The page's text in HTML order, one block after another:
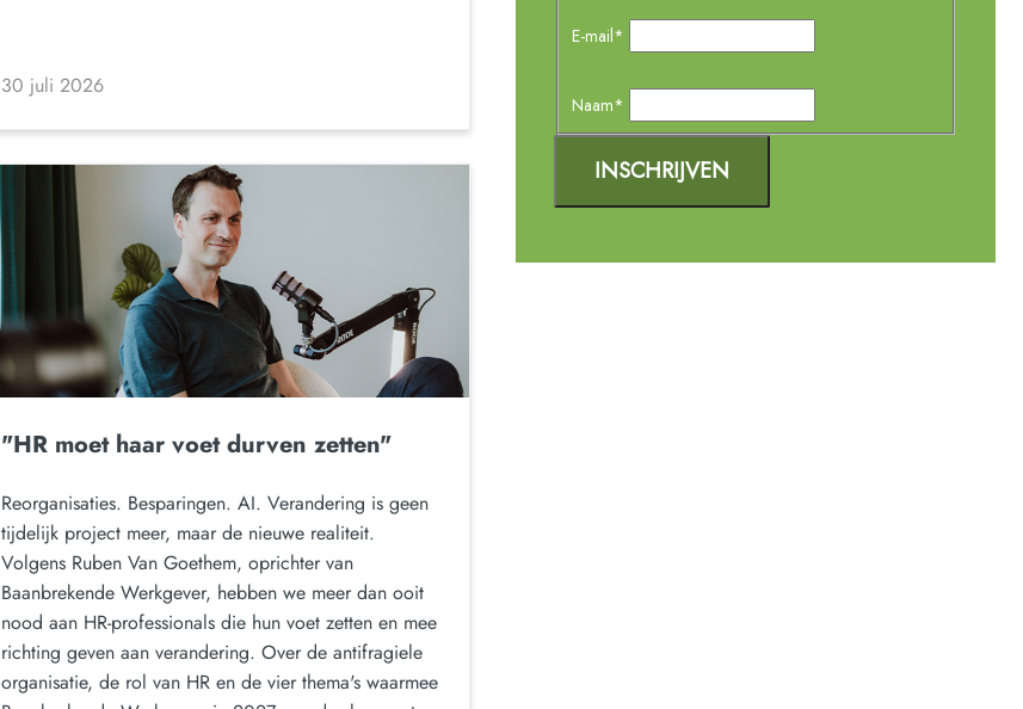
30 juli 2026
"HR moet haar voet durven zetten"
Reorganisaties. Besparingen. AI. Verandering is geen
tijdelijk project meer, maar de nieuwe realiteit.
Volgens Ruben Van Goethem, oprichter van
Baanbrekende Werkgever, hebben we meer dan ooit
nood aan HR-professionals die hun voet zetten en mee
richting geven aan verandering. Over de antifragiele
organisatie, de rol van HR en de vier thema's waarmee